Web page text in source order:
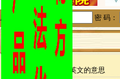
用户名： 密 码：
站内公告
检测报告封面缩写英文的意思